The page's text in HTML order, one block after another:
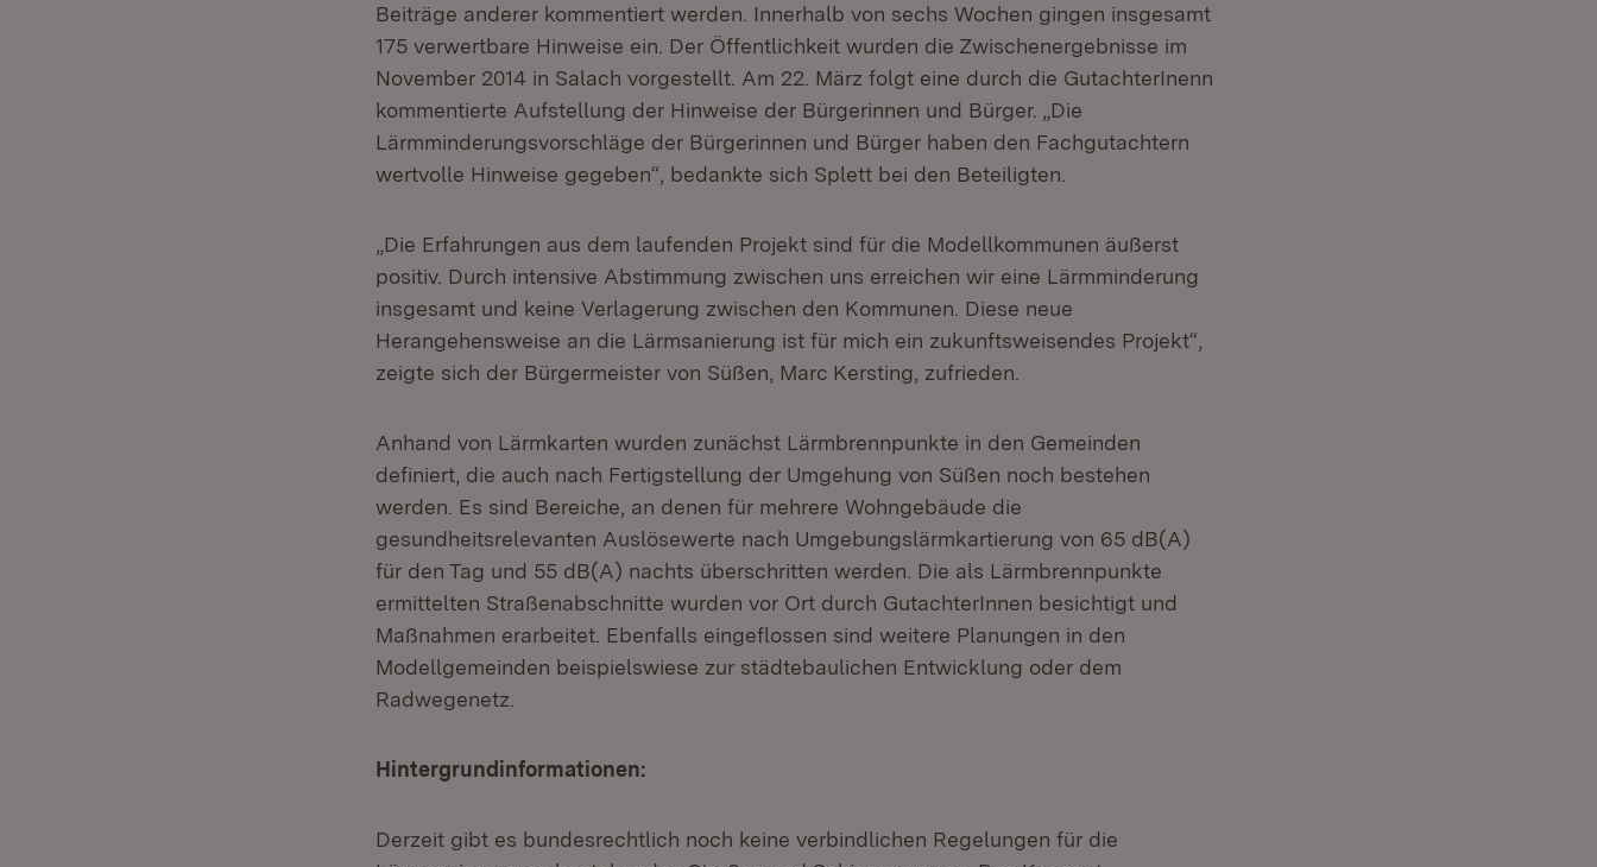
Beiträge anderer kommentiert werden. Innerhalb von sechs Wochen gingen insgesamt
175 verwertbare Hinweise ein. Der Öffentlichkeit wurden die Zwischenergebnisse im
November 2014 in Salach vorgestellt. Am 22. März folgt eine durch die GutachterInenn
kommentierte Aufstellung der Hinweise der Bürgerinnen und Bürger. „Die
Lärmminderungsvorschläge der Bürgerinnen und Bürger haben den Fachgutachtern
wertvolle Hinweise gegeben“, bedankte sich Splett bei den Beteiligten.
„Die Erfahrungen aus dem laufenden Projekt sind für die Modellkommunen äußerst
positiv. Durch intensive Abstimmung zwischen uns erreichen wir eine Lärmminderung
insgesamt und keine Verlagerung zwischen den Kommunen. Diese neue
Herangehensweise an die Lärmsanierung ist für mich ein zukunftsweisendes Projekt“,
zeigte sich der Bürgermeister von Süßen, Marc Kersting, zufrieden.
Anhand von Lärmkarten wurden zunächst Lärmbrennpunkte in den Gemeinden
definiert, die auch nach Fertigstellung der Umgehung von Süßen noch bestehen
werden. Es sind Bereiche, an denen für mehrere Wohngebäude die
gesundheitsrelevanten Auslösewerte nach Umgebungslärmkartierung von 65 dB(A)
für den Tag und 55 dB(A) nachts überschritten werden. Die als Lärmbrennpunkte
ermittelten Straßenabschnitte wurden vor Ort durch GutachterInnen besichtigt und
Maßnahmen erarbeitet. Ebenfalls eingeflossen sind weitere Planungen in den
Modellgemeinden beispielswiese zur städtebaulichen Entwicklung oder dem
Radwegenetz.
Hintergrundinformationen:
Derzeit gibt es bundesrechtlich noch keine verbindlichen Regelungen für die